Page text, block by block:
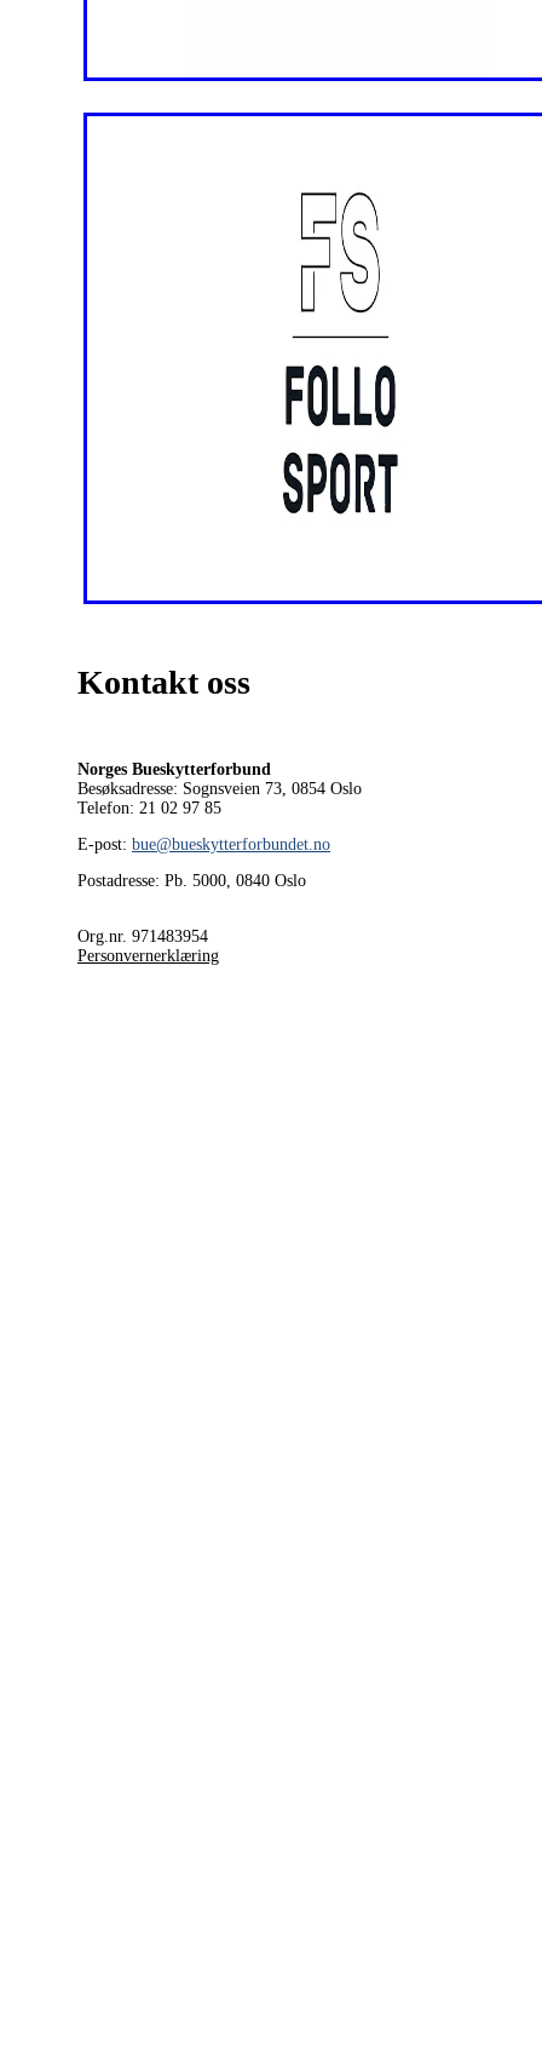
Kontakt oss
Norges Bueskytterforbund
Besøksadresse: Sognsveien 73, 0854 Oslo
Telefon: 21 02 97 85
E-post: bue@bueskytterforbundet.no
Postadresse: Pb. 5000, 0840 Oslo
Org.nr. 971483954
Personvernerklæring